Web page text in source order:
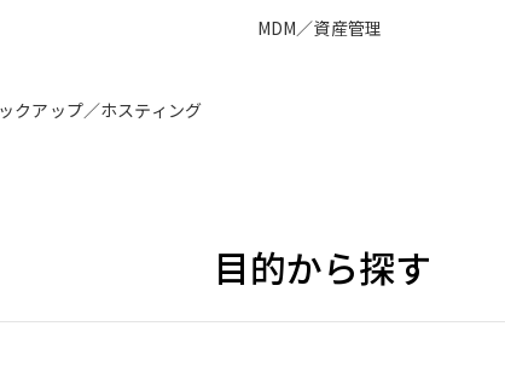
クアップ／ホスティング
MDM／資産管理
目的から探す